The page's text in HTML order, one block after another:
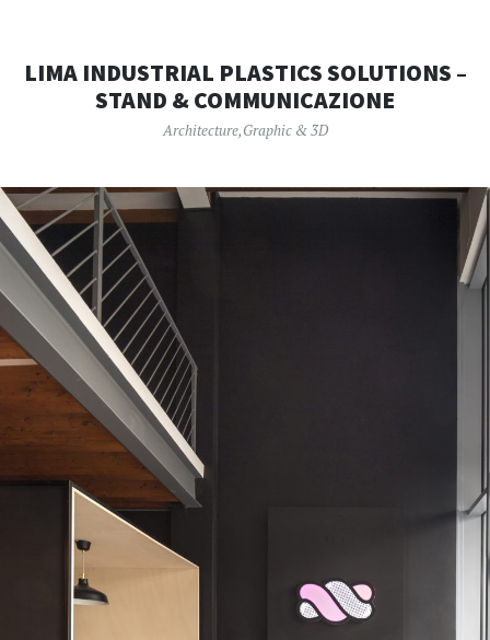
LIMA INDUSTRIAL PLASTICS SOLUTIONS –
STAND & COMMUNICAZIONE
Architecture,Graphic & 3D